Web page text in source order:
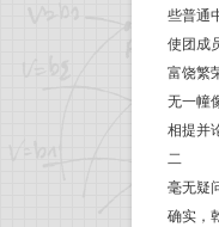
些普通
使团成
富饶繁
无一幢
相提并
二
毫无疑
确实，